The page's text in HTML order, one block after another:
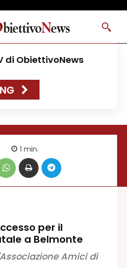
D’ITALIA
di ObiettivoNews
1 min.
per il
a Belmonte
Amici di